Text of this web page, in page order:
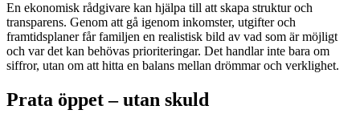
En ekonomisk rådgivare kan hjälpa till att skapa struktur och
transparens. Genom att gå igenom inkomster, utgifter och
framtidsplaner får familjen en realistisk bild av vad som är möjligt
och var det kan behövas prioriteringar. Det handlar inte bara om
siffror, utan om att hitta en balans mellan drömmar och verklighet.
Prata öppet – utan skuld